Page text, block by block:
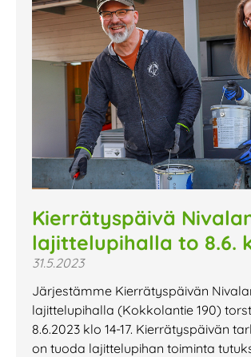
Kierrätyspäivä
lajittelupihalla to 8.6.
31.5.2023
Järjestämme Kierrätyspäivän
lajittelupihalla (Kokkolantie 190)
8.6.2023 klo 14-17. Kierrätyspäivän
on tuoda lajittelupihan toiminta